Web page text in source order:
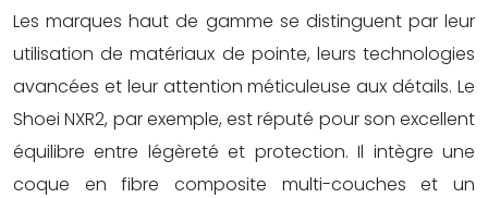
Les marques haut de gamme se distinguent par leur
utilisation de matériaux de pointe, leurs technologies
avancées et leur attention méticuleuse aux détails. Le
Shoei NXR2, par exemple, est réputé pour son excellent
équilibre entre légèreté et protection. Il intègre une
coque en fibre composite multi-couches et un